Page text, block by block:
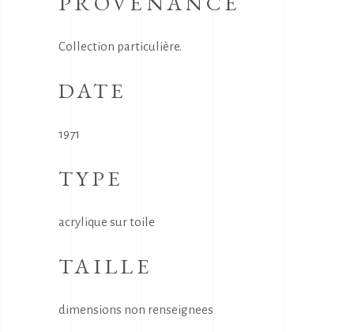
Collection particulière.
DATE
1971
TYPE
acrylique sur toile
TAILLE
dimensions non renseignees